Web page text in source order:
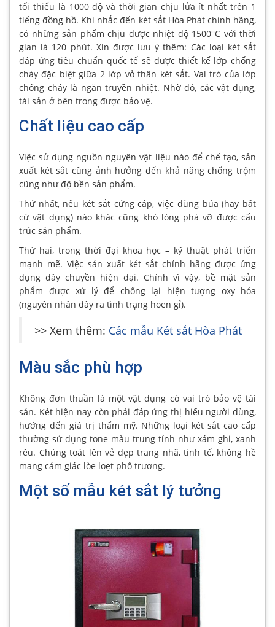
tối thiểu là 1000 độ và thời gian chịu lửa ít nhất trên 1
tiếng đồng hồ. Khi nhắc đến két sắt Hòa Phát chính hãng,
có những sản phẩm chịu được nhiệt độ 1500°C với thời
gian là 120 phút. Xin được lưu ý thêm: Các loại két sắt
đáp ứng tiêu chuẩn quốc tế sẽ được thiết kế lớp chống
cháy đặc biệt giữa 2 lớp vỏ thân két sắt. Vai trò của lớp
chống cháy là ngăn truyền nhiệt. Nhờ đó, các vật dụng,
tài sản ở bên trong được bảo vệ.
Chất liệu cao cấp
Việc sử dụng nguồn nguyên vật liệu nào để chế tạo, sản
xuất két sắt cũng ảnh hưởng đến khả năng chống trộm
cũng như độ bền sản phẩm.
Thứ nhất, nếu két sắt cứng cáp, việc dùng búa (hay bất
cứ vật dụng) nào khác cũng khó lòng phá vỡ được cấu
trúc sản phẩm.
Thứ hai, trong thời đại khoa học – kỹ thuật phát triển
mạnh mẽ. Việc sản xuất két sắt chính hãng được ứng
dụng dây chuyền hiện đại. Chính vì vậy, bề mặt sản
phẩm được xử lý để chống lại hiện tượng oxy hóa
(nguyên nhân dây ra tình trạng hoen gỉ).
>> Xem thêm: Các mẫu Két sắt Hòa Phát
Màu sắc phù hợp
Không đơn thuần là một vật dụng có vai trò bảo vệ tài
sản. Két hiện nay còn phải đáp ứng thị hiếu người dùng,
hướng đến giá trị thẩm mỹ. Những loại két sắt cao cấp
thường sử dụng tone màu trung tính như xám ghi, xanh
rêu. Chúng toát lên vẻ đẹp trang nhã, tinh tế, không hề
mang cảm giác lòe loẹt phô trương.
Một số mẫu két sắt lý tưởng